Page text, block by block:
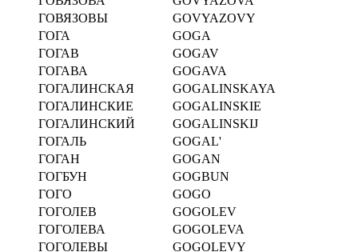
ГОВЯЗОВЫ
GOVYAZOVY
ГОГА
GOGA
ГОГАВ
GOGAV
ГОГАВА
GOGAVA
ГОГАЛИНСКАЯ
GOGALINSKAYA
ГОГАЛИНСКИЕ
GOGALINSKIE
ГОГАЛИНСКИЙ
GOGALINSKIJ
ГОГАЛЬ
GOGAL'
ГОГАН
GOGAN
ГОГБУН
GOGBUN
ГОГО
GOGO
ГОГОЛЕВ
GOGOLEV
ГОГОЛЕВА
GOGOLEVA
ГОГОЛЕВЫ
GOGOLEVY